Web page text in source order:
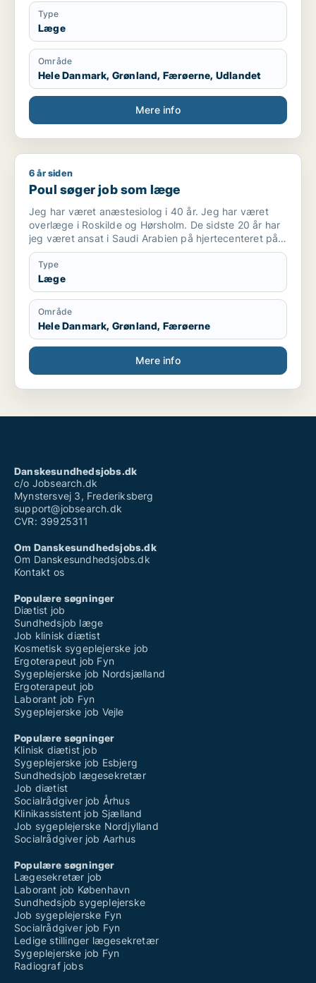
Type
Læge
Område
Hele Danmark, Grønland, Færøerne, Udlandet
Mere info
Poul søger job som læge
6 år siden
Poul søger job som læge
Jeg har været anæstesiolog i 40 år. Jeg har været
overlæge i Roskilde og Hørsholm. De sidste 20 år har
jeg været ansat i Saudi Arabien på hjertecenteret på
to højprofilerede hospitaler, King Faisal Specialist
Hospital og King Fahad Medical City. Jeg har været
tilknyttet “The royal Clinic”, som tog vare på den
saudiske konge.
Jeg sluttede i december 2019
Type
Læge
Område
Hele Danmark, Grønland, Færøerne
Mere info
Danskesundhedsjobs.dk
c/o Jobsearch.dk
Mynstersvej 3, Frederiksberg
support@jobsearch.dk
CVR: 39925311
Om Danskesundhedsjobs.dk
Om Danskesundhedsjobs.dk
Kontakt os
Populære søgninger
Diætist job
Sundhedsjob læge
Job klinisk diætist
Kosmetisk sygeplejerske job
Ergoterapeut job Fyn
Sygeplejerske job Nordsjælland
Ergoterapeut job
Laborant job Fyn
Sygeplejerske job Vejle
Populære søgninger
Klinisk diætist job
Sygeplejerske job Esbjerg
Sundhedsjob lægesekretær
Job diætist
Socialrådgiver job Århus
Klinikassistent job Sjælland
Job sygeplejerske Nordjylland
Socialrådgiver job Aarhus
Populære søgninger
Lægesekretær job
Laborant job København
Sundhedsjob sygeplejerske
Job sygeplejerske Fyn
Socialrådgiver job Fyn
Ledige stillinger lægesekretær
Sygeplejerske job Fyn
Radiograf jobs